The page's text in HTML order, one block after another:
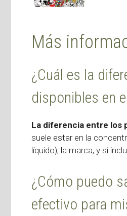
Más
¿Cuál es la
disponibles en
La diferencia entre los
suele estar en la
líquido), la marca, y si
¿Cómo puedo
efectivo para